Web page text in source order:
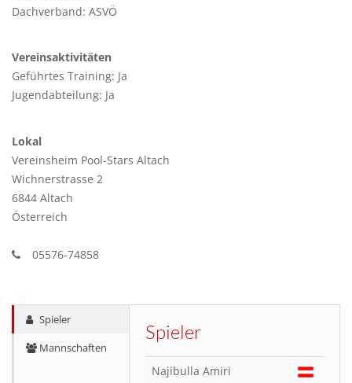
Dachverband: ASVÖ
Vereinsaktivitäten
Geführtes Training: Ja
Jugendabteilung: Ja
Lokal
Vereinsheim Pool-Stars Altach
Wichnerstrasse 2
6844 Altach
Österreich
05576-74858
Spieler
Mannschaften
Spieler
Najibulla Amiri